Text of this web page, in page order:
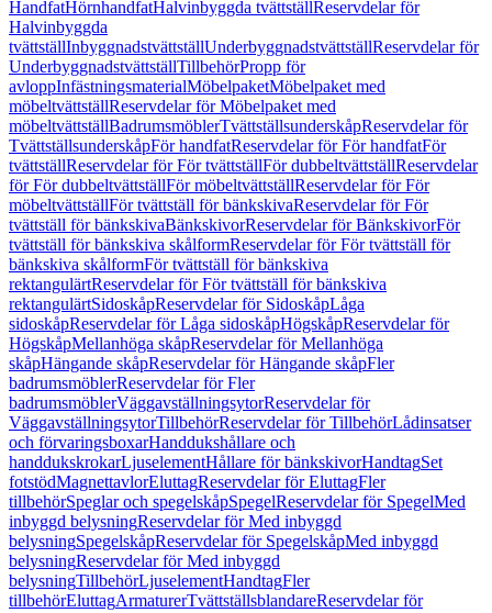
HandfatHörnhandfatHalvinbyggda tvättställReservdelar för
Halvinbyggda
tvättställInbyggnadstvättställUnderbyggnadstvättställReservdelar för
UnderbyggnadstvättställTillbehörPropp för
avloppInfästningsmaterialMöbelpaketMöbelpaket med
möbeltvättställReservdelar för Möbelpaket med
möbeltvättställBadrumsmöblerTvättställsunderskåpReservdelar för
TvättställsunderskåpFör handfatReservdelar för För handfatFör
tvättställReservdelar för För tvättställFör dubbeltvättställReservdelar
för För dubbeltvättställFör möbeltvättställReservdelar för För
möbeltvättställFör tvättställ för bänkskivaReservdelar för För
tvättställ för bänkskivaBänkskivorReservdelar för BänkskivorFör
tvättställ för bänkskiva skålformReservdelar för För tvättställ för
bänkskiva skålformFör tvättställ för bänkskiva
rektangulärtReservdelar för För tvättställ för bänkskiva
rektangulärtSidoskåpReservdelar för SidoskåpLåga
sidoskåpReservdelar för Låga sidoskåpHögskåpReservdelar för
HögskåpMellanhöga skåpReservdelar för Mellanhöga
skåpHängande skåpReservdelar för Hängande skåpFler
badrumsmöblerReservdelar för Fler
badrumsmöblerVäggavställningsytorReservdelar för
VäggavställningsytorTillbehörReservdelar för TillbehörLådinsatser
och förvaringsboxarHanddukshållare och
handdukskrokarLjuselementHållare för bänkskivorHandtagSet
fotstödMagnettavlorEluttagReservdelar för EluttagFler
tillbehörSpeglar och spegelskåpSpegelReservdelar för SpegelMed
inbyggd belysningReservdelar för Med inbyggd
belysningSpegelskåpReservdelar för SpegelskåpMed inbyggd
belysningReservdelar för Med inbyggd
belysningTillbehörLjuselementHandtagFler
tillbehörEluttagArmaturerTvättställsblandareReservdelar för